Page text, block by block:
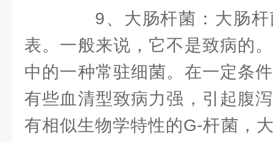
9、大肠杆菌：大肠杆
表。一般来说，它不是致病的
中的一种常驻细菌。在一定条
有些血清型致病力强，引起腹
有相似生物学特性的G-杆菌，